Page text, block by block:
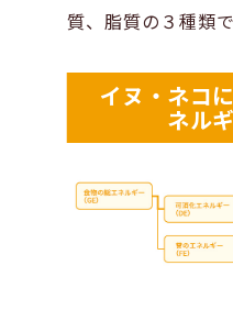
質、脂質の３種類で
イヌ・ネコ
ネル